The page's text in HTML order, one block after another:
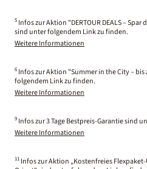
5 Infos zur Aktion "DERTOUR DEALS –
sind unter folgendem Link zu finden.
Weitere Informationen
6 Infos zur Aktion "Summer in the City –
folgendem Link zu finden.
Weitere Informationen
9 Infos zur 3 Tage Bestpreis-Garantie sind
Weitere Informationen
11 Infos zur Aktion „Kostenfreies